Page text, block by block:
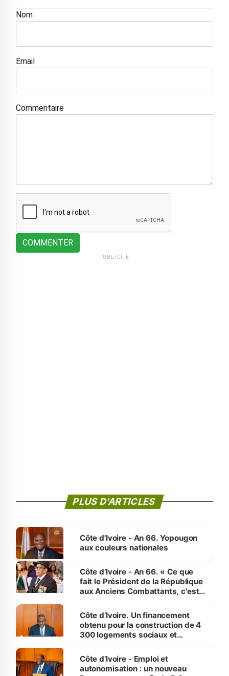
Nom
Email
Commentaire
COMMENTER
PUBLICITÉ
PLUS D'ARTICLES
Côte d'Ivoire - An 66. Yopougon
aux couleurs nationales
Côte d’Ivoire - An 66. « Ce que
fait le Président de la République
aux Anciens Combattants, c'est
Côte d’Ivoire. Un financement
obtenu pour la construction de 4
300 logements sociaux et
et Yamoussoukro
Côte d’Ivoire - Emploi et
autonomisation : un nouveau